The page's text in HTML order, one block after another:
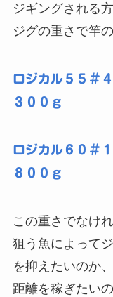
ジギングされる
ジグの重さで竿
ロジカル５５
３００ｇ
ロジカル６０
８００ｇ
この重さでなけ
狙う魚によって
を抑えたいのか
距離を稼ぎたい